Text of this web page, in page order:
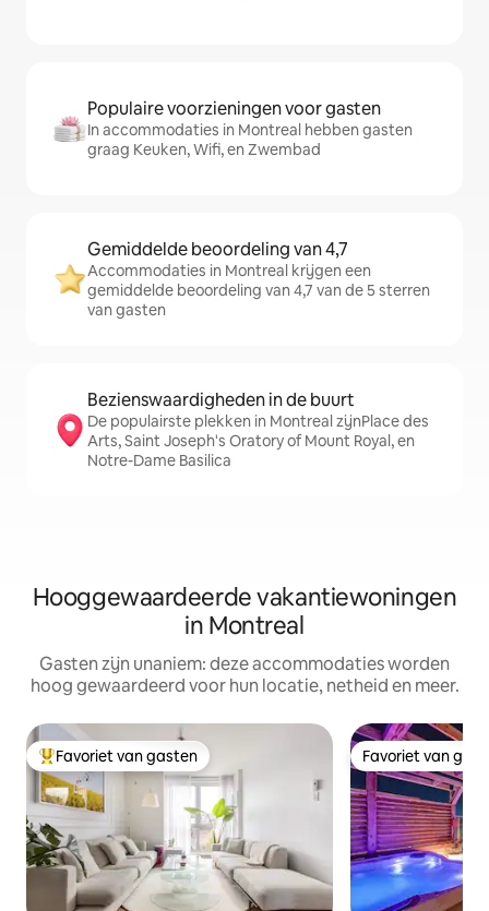
Populaire voorzieningen voor gasten
In accommodaties in Montreal hebben gasten
graag Keuken, Wifi, en Zwembad
Gemiddelde beoordeling van 4,7
Accommodaties in Montreal krijgen een
gemiddelde beoordeling van 4,7 van de 5 sterren
van gasten
Bezienswaardigheden in de buurt
De populairste plekken in Montreal zijnPlace des
Arts, Saint Joseph's Oratory of Mount Royal, en
Notre-Dame Basilica
Hooggewaardeerde vakantiewoningen
in Montreal
Gasten zijn unaniem: deze accommodaties worden
hoog gewaardeerd voor hun locatie, netheid en meer.
Topfavoriet van gasten
Favoriet van gasten Favoriet van
Favoriet van